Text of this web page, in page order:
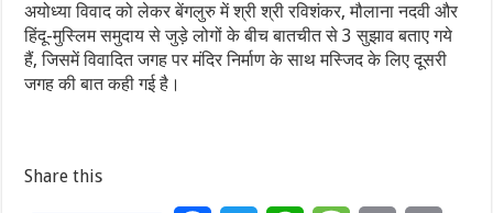
अयोध्या विवाद को लेकर बेंगलुरु में श्री श्री रविशंकर, मौलाना नदवी और
हिंदू-मुस्लिम समुदाय से जुड़े लोगों के बीच बातचीत से 3 सुझाव बताए गये
हैं, जिसमें विवादित जगह पर मंदिर निर्माण के साथ मस्जिद के लिए दूसरी
जगह की बात कही गई है।
Share this